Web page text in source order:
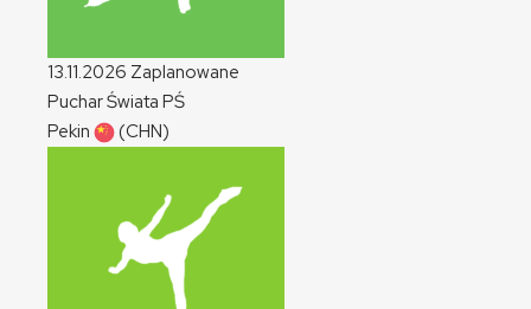
13.11.2026 Zaplanowane
Puchar Świata PŚ
Pekin
(CHN)